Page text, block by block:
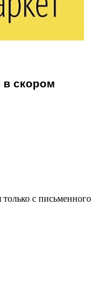
в скором
только с письменного